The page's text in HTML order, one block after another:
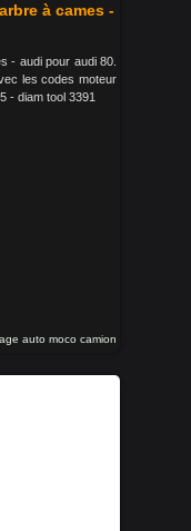
à cames -
- audi pour audi 80.
les codes moteur
- diam tool 3391
auto moco camion